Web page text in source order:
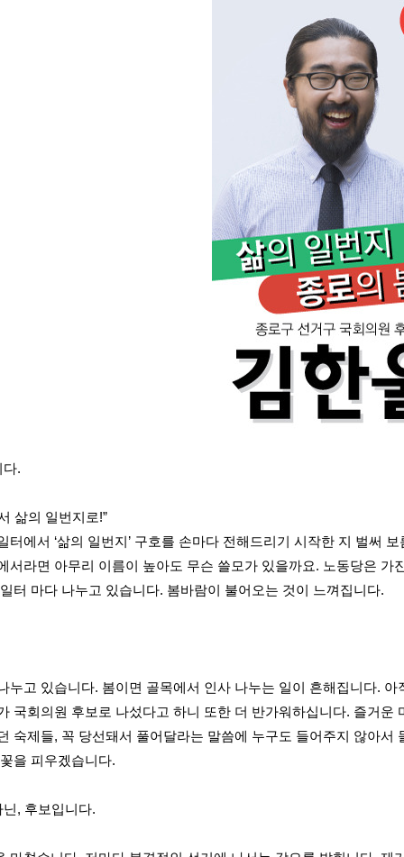
다.
삶의 일번지로!”
터에서 ‘삶의 일번지’ 구호를 손마다 전해드리기 시작한 지 벌써
서라면 아무리 이름이 높아도 무슨 쓸모가 있을까요. 노동당은
터 마다 나누고 있습니다. 봄바람이 불어오는 것이 느껴집니다.
누고 있습니다. 봄이면 골목에서 인사 나누는 일이 흔해집니다.
국회의원 후보로 나섰다고 하니 또한 더 반가워하십니다. 즐거
숙제들, 꼭 당선돼서 풀어달라는 말씀에 누구도 들어주지 않아
을 피우겠습니다.
, 후보입니다.